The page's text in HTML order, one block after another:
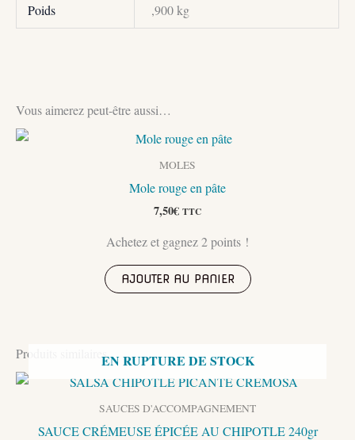
Poids ,900 kg
Vous aimerez peut-être aussi…
MOLES
Mole rouge en pâte
7,50€ TTC
Achetez et gagnez 2 points !
AJOUTER AU PANIER
Produits similairesEN RUPTURE DE STOCK
SAUCES D'ACCOMPAGNEMENT
SAUCE CRÉMEUSE ÉPICÉE AU CHIPOTLE 240gr